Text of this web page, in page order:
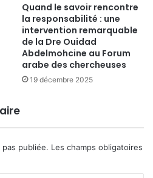
Quand le savoir rencontre
la responsabilité : une
intervention remarquable
de la Dre Ouidad
Abdelmohcine au Forum
arabe des chercheuses
19 décembre 2025
publiée. Les champs obligatoires